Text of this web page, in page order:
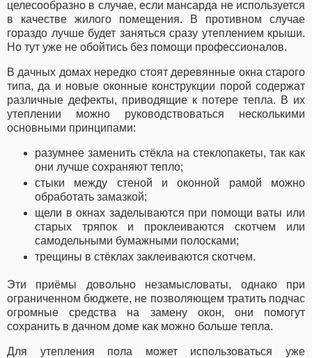
целесообразно в случае, если мансарда не используется
в качестве жилого помещения. В противном случае
гораздо лучше будет заняться сразу утеплением крыши.
Но тут уже не обойтись без помощи профессионалов.
В дачных домах нередко стоят деревянные окна старого
типа, да и новые оконные конструкции порой содержат
различные дефекты, приводящие к потере тепла. В их
утеплении можно руководствоваться несколькими
основными принципами:
разумнее заменить стёкла на стеклопакеты, так как
они лучше сохраняют тепло;
стыки между стеной и оконной рамой можно
обработать замазкой;
щели в окнах заделываются при помощи ваты или
старых тряпок и проклеиваются скотчем или
самодельными бумажными полосками;
трещины в стёклах заклеиваются скотчем.
Эти приёмы довольно незамысловаты, однако при
ограниченном бюджете, не позволяющем тратить подчас
огромные средства на замену окон, они помогут
сохранить в дачном доме как можно больше тепла.
Для утепления пола может использоваться уже